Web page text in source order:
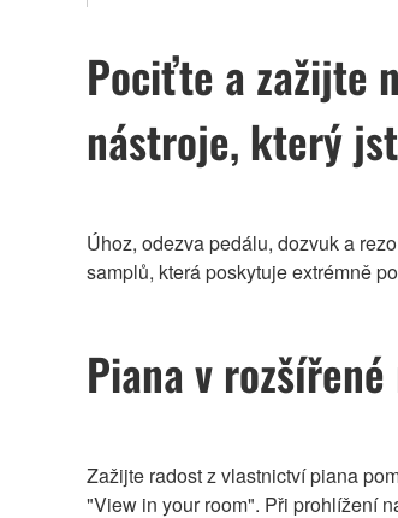
Pociťte a zažijte
nástroje, který
Úhoz, odezva pedálu, dozvuk a
samplů, která poskytuje extrémně
Piana v
Zažijte radost z vlastnictví piana
"View in your room". Při prohlížení